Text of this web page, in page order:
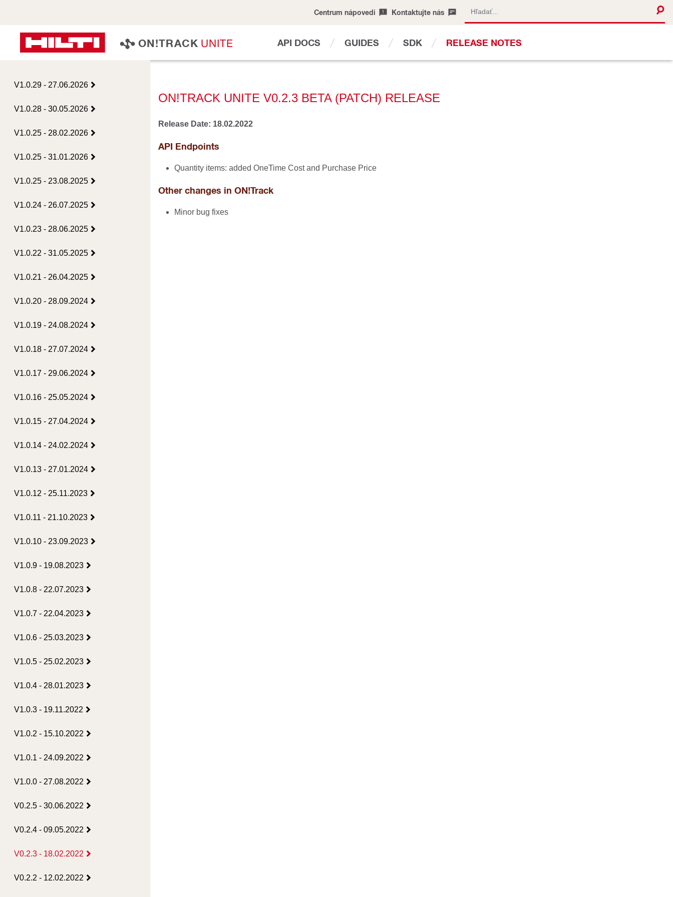
Centrum nápovedi Kontaktujte nás
UNITE
ON!TRACK API DOCS GUIDES SDK RELEASE NOTES
V1.0.29 - 27.06.2026
V1.0.28 - 30.05.2026
V1.0.25 - 28.02.2026
V1.0.25 - 31.01.2026
V1.0.25 - 23.08.2025
V1.0.24 - 26.07.2025
V1.0.23 - 28.06.2025
V1.0.22 - 31.05.2025
V1.0.21 - 26.04.2025
V1.0.20 - 28.09.2024
V1.0.19 - 24.08.2024
V1.0.18 - 27.07.2024
V1.0.17 - 29.06.2024
V1.0.16 - 25.05.2024
V1.0.15 - 27.04.2024
V1.0.14 - 24.02.2024
V1.0.13 - 27.01.2024
V1.0.12 - 25.11.2023
V1.0.11 - 21.10.2023
V1.0.10 - 23.09.2023
V1.0.9 - 19.08.2023
V1.0.8 - 22.07.2023
V1.0.7 - 22.04.2023
V1.0.6 - 25.03.2023
V1.0.5 - 25.02.2023
V1.0.4 - 28.01.2023
V1.0.3 - 19.11.2022
V1.0.2 - 15.10.2022
V1.0.1 - 24.09.2022
V1.0.0 - 27.08.2022
V0.2.5 - 30.06.2022
V0.2.4 - 09.05.2022
V0.2.3 - 18.02.2022
V0.2.2 - 12.02.2022
ON!TRACK UNITE V0.2.3 BETA (PATCH) RELEASE
Release Date: 18.02.2022
API Endpoints
Quantity items: added OneTime Cost and Purchase Price
Other changes in ON!Track
Minor bug fixes